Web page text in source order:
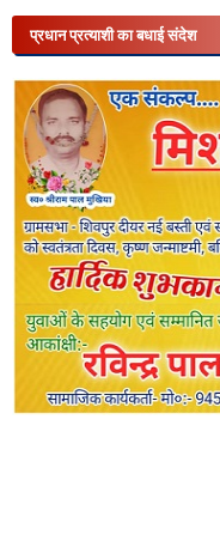
प्रधान प्रत्याशी का बधाई संदेश